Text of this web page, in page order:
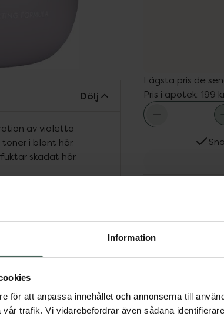
Information
för att anpassa innehållet och annonserna till
trafik. Vi vidarebefordrar även sådana
Lägsta pris de
Pris i apotek: 199
Dölj
av violetta
i blont hår.
skadat hår.
Visa